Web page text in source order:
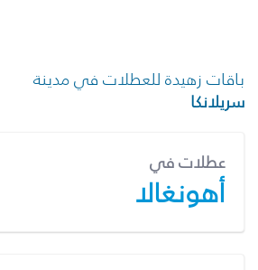
باقات زهيدة للعطلات في مدينة
سريلانكا
عطلات في
أهونغالا